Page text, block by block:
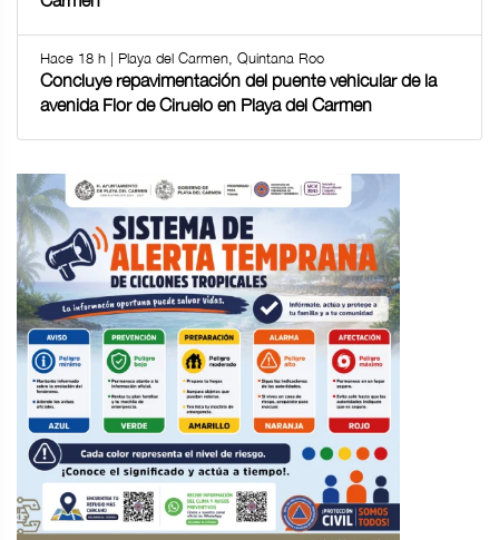
Hace 18 h | Playa del Carmen, Quintana Roo
Concluye repavimentación del puente vehicular de la
avenida Flor de Ciruelo en Playa del Carmen